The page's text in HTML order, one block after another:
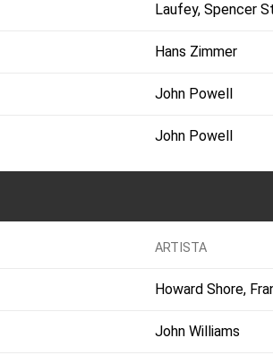
Laufey, Spencer
Hans Zimmer
John Powell
John Powell
ARTISTA
Howard Shore,
John Williams